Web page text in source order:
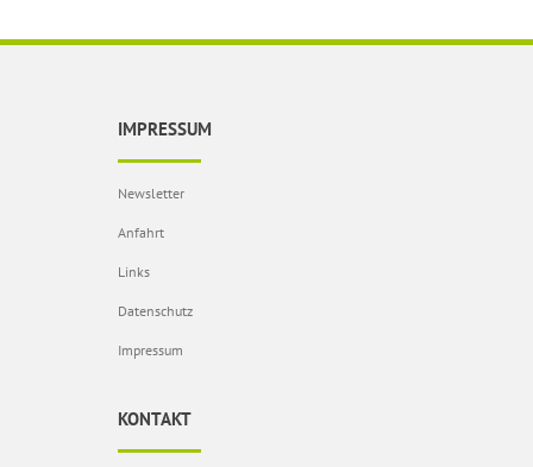
IMPRESSUM
Newsletter
Anfahrt
Links
Datenschutz
Impressum
KONTAKT